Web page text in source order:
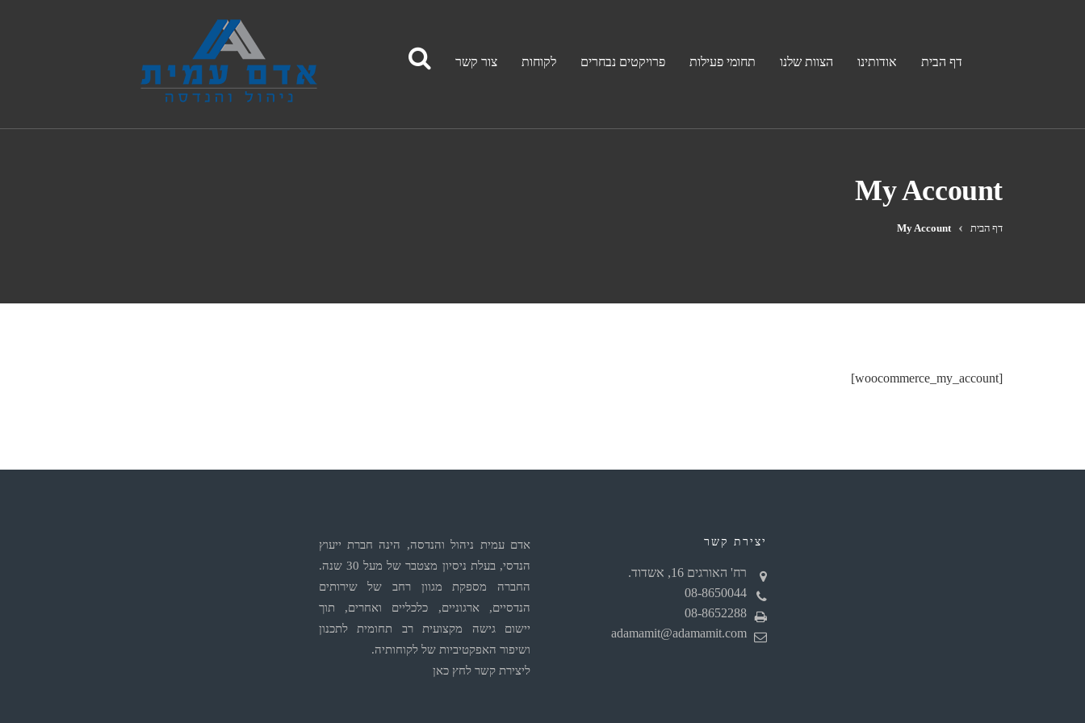
דף הבית אודותינו הצוות שלנו תחומי פעילות פרויקטים נבחרים לקוחות צור קשר
My Account
דף הבית My Account
[woocommerce_my_account]
יצירת קשר
רח' האורגים 16, אשדוד.
08-8650044
08-8652288
adamamit@adamamit.com
אדם עמית ניהול והנדסה, הינה חברת ייעוץ
הנדסי, בעלת ניסיון מצטבר של מעל 30 שנה.
החברה מספקת מגוון רחב של שירותים
הנדסיים, ארגוניים, כלכליים ואחרים, תוך
יישום גישה מקצועית רב תחומית לתכנון
ושיפור האפקטיביות של לקוחותיה.
ליצירת קשר לחץ כאן